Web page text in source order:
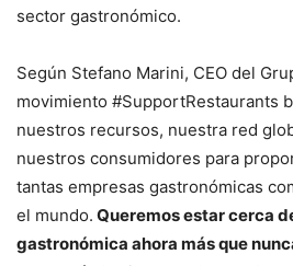
sector gastronómico.
Según Stefano Marini, CEO del
movimiento #SupportRestaurants
nuestros recursos, nuestra red
nuestros consumidores para
tantas empresas gastronómicas
el mundo. Queremos estar cerca
gastronómica ahora más que